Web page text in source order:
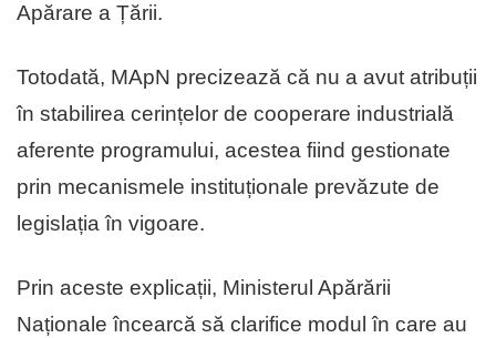
Apărare a Țării.
Totodată, MApN precizează că nu a avut atribuții
în stabilirea cerințelor de cooperare industrială
aferente programului, acestea fiind gestionate
prin mecanismele instituționale prevăzute de
legislația în vigoare.
Prin aceste explicații, Ministerul Apărării
Naționale încearcă să clarifice modul în care au